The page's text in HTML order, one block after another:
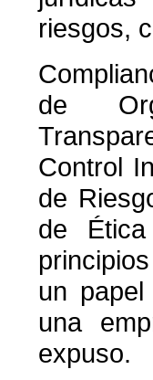
riesgos,
de
Control
de
de
un
una
expuso.